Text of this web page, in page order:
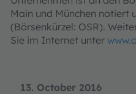
13. October 2016
Main und München notiert
(Börsenkürzel: OSR).
Sie im Internet unter